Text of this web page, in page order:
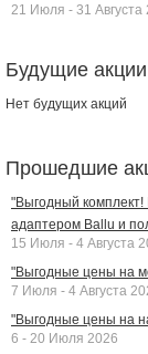
21 Июля - 31 Августа
Будущие акции
Нет будущих акций
Прошедшие
"Выгодный
адаптером Ballu и
15 Июля - 4 Августа
"Выгодные цены на
7 Июля - 4 Августа
"Выгодные цены на
6 - 20 Июля 2026